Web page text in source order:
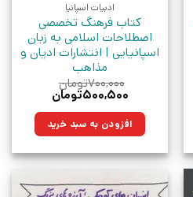
ادبیات اسپانیا
کتاب فرهنگ تخصصی
اصطلاحات اسلامی به زبان
اسپانیایی | انتشارات ادیان و
مذاهب
۷۰۰,۰۰۰تومان
قیمت
۷۰۰,۰۰۰تومان
بود.
۵۰۰,۵۰۰تومان
۵۰۰,۵۰۰تومان.افزودن به سبد خرید